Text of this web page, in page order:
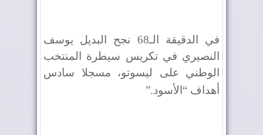
في الدقيقة الـ68 نجح البديل يوسف
النصيري في تكريس سيطرة المنتخب
الوطني على ليسوتو، مسجلا سادس
أهداف “الأسود”.